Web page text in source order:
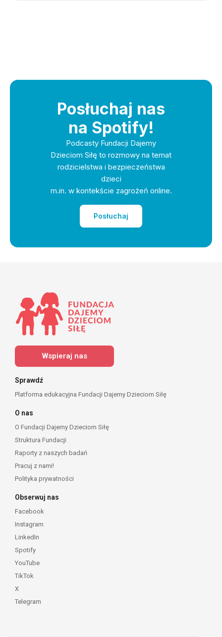
Posłuchaj nas
na Spotify!
Podcasty Fundacji Dajemy
Dzieciom Siłę to rozmowy na temat
rodzicielstwa i bezpieczeństwa
dzieci
m.in. w kontekście zagrożeń online.
Posłuchaj
Wspieraj nas
Sprawdź
Platforma edukacyjna Fundacji Dajemy Dzieciom Siłę
O nas
O Fundacji Dajemy Dzieciom Siłę
Struktura Fundacji
Raporty z naszych badań
Pracuj z nami!
Polityka prywatności
Obserwuj nas
Facebook
Instagram
LinkedIn
Spotify
YouTube
TikTok
X
Telegram